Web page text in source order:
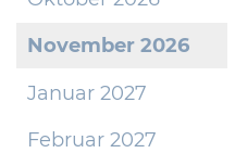
November 2026
Januar 2027
Februar 2027